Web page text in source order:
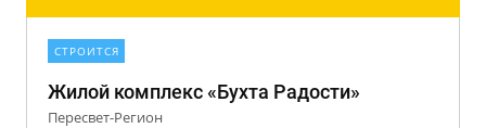
СТРОИТСЯ
Жилой комплекс «Бухта Радости»
Пересвет-Регион